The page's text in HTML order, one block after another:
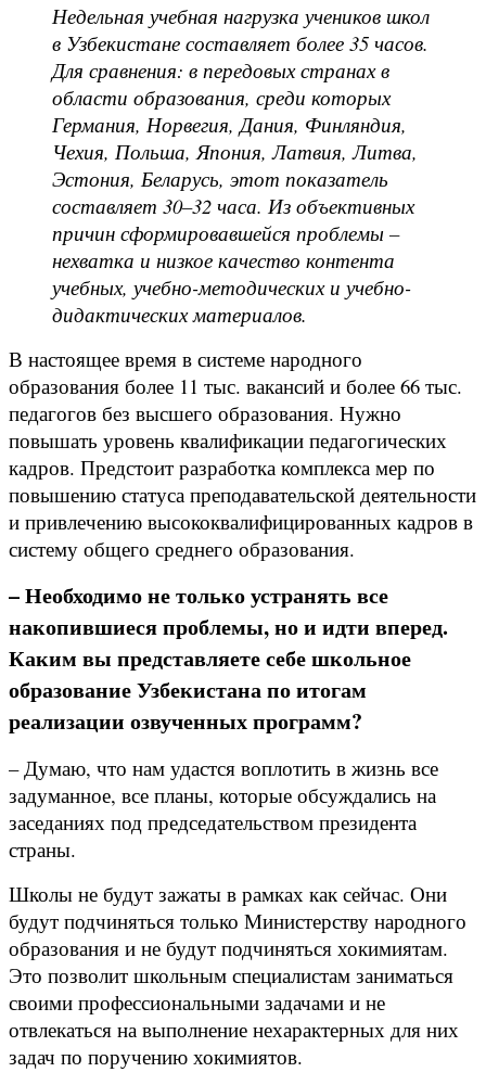
Недельная учебная нагрузка учеников школ
в Узбекистане составляет более 35 часов.
Для сравнения: в передовых странах в
области образования, среди которых
Германия, Норвегия, Дания, Финляндия,
Чехия, Польша, Япония, Латвия, Литва,
Эстония, Беларусь, этот показатель
составляет 30–32 часа. Из объективных
причин сформировавшейся проблемы –
нехватка и низкое качество контента
учебных, учебно-методических и учебно-
дидактических материалов.
В настоящее время в системе народного
образования более 11 тыс. вакансий и более 66 тыс.
педагогов без высшего образования. Нужно
повышать уровень квалификации педагогических
кадров. Предстоит разработка комплекса мер по
повышению статуса преподавательской деятельности
и привлечению высококвалифицированных кадров в
систему общего среднего образования.
– Необходимо не только устранять все
накопившиеся проблемы, но и идти вперед.
Каким вы представляете себе школьное
образование Узбекистана по итогам
реализации озвученных программ?
– Думаю, что нам удастся воплотить в жизнь все
задуманное, все планы, которые обсуждались на
заседаниях под председательством президента
страны.
Школы не будут зажаты в рамках как сейчас. Они
будут подчиняться только Министерству народного
образования и не будут подчиняться хокимиятам.
Это позволит школьным специалистам заниматься
своими профессиональными задачами и не
отвлекаться на выполнение нехарактерных для них
задач по поручению хокимиятов.